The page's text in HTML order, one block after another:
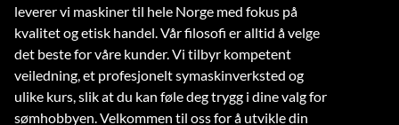
leverer vi maskiner til hele Norge med fokus på
kvalitet og etisk handel. Vår filosofi er alltid å velge
det beste for våre kunder. Vi tilbyr kompetent
veiledning, et profesjonelt symaskinverksted og
ulike kurs, slik at du kan føle deg trygg i dine valg for
sømhobbyen. Velkommen til oss for å utvikle din